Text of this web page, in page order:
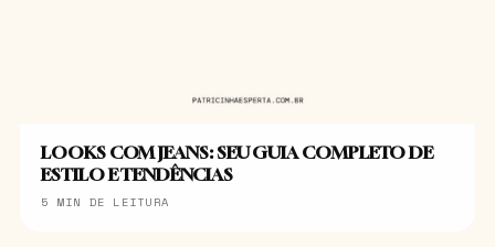
LOOKS COM JEANS: SEU GUIA COMPLETO DE
ESTILO E TENDÊNCIAS
5 MIN DE LEITURA